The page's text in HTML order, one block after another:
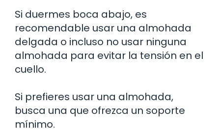
Si duermes boca abajo, es
recomendable usar una almohada
delgada o incluso no usar ninguna
almohada para evitar la tensión en el
cuello.
Si prefieres usar una almohada,
busca una que ofrezca un soporte
mínimo.